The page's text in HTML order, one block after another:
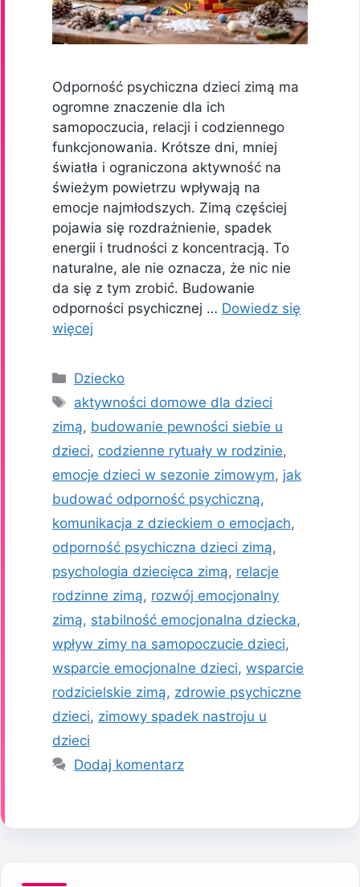
Odporność psychiczna dzieci zimą ma
ogromne znaczenie dla ich
samopoczucia, relacji i codziennego
funkcjonowania. Krótsze dni, mniej
światła i ograniczona aktywność na
świeżym powietrzu wpływają na
emocje najmłodszych. Zimą częściej
pojawia się rozdrażnienie, spadek
energii i trudności z koncentracją. To
naturalne, ale nie oznacza, że nic nie
da się z tym zrobić. Budowanie
odporności psychicznej … Dowiedz się
więcej
Kategorie
Dziecko
Tagi
aktywności domowe dla dzieci
zimą, budowanie pewności siebie u
dzieci, codzienne rytuały w rodzinie,
emocje dzieci w sezonie zimowym, jak
budować odporność psychiczną,
komunikacja z dzieckiem o emocjach,
odporność psychiczna dzieci zimą,
psychologia dziecięca zimą, relacje
rodzinne zimą, rozwój emocjonalny
zimą, stabilność emocjonalna dziecka,
wpływ zimy na samopoczucie dzieci,
wsparcie emocjonalne dzieci, wsparcie
rodzicielskie zimą, zdrowie psychiczne
dzieci, zimowy spadek nastroju u
dzieci
Dodaj komentarz